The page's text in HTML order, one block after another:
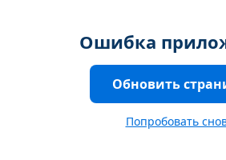
Ошибка
Обновить
Попробовать